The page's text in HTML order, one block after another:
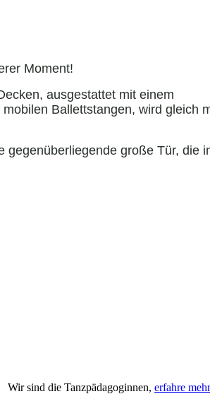
Moment!
ausgestattet mit einem
Ballettstangen, wird gleich
große Tür, die
Wir sind die Tanzpädagoginnen, erfahre